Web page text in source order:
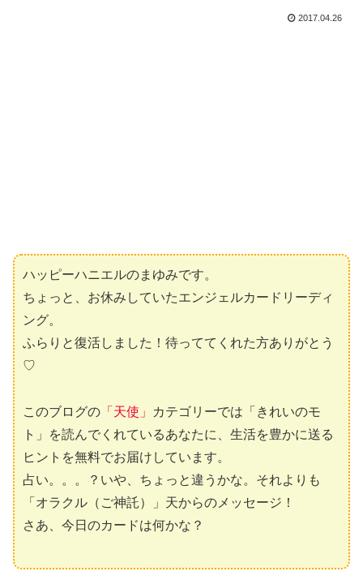
2017.04.26
ハッピーハニエルのまゆみです。
ちょっと、お休みしていたエンジェルカードリーディ
ング。
ふらりと復活しました！待っててくれた方ありがとう
♡
このブログの 「天使」
カテゴリーでは「きれいのモ
ト」を読んでくれているあなたに、生活を豊かに送る
ヒントを無料でお届けしています。
占い。。。？いや、ちょっと違うかな。それよりも
「オラクル（ご神託）」天からのメッセージ！
さあ、今日のカードは何かな？